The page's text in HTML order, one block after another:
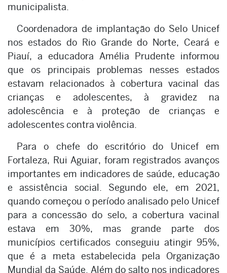
municipalista.
Coordenadora de implantação do Selo Unicef
nos estados do Rio Grande do Norte, Ceará e
Piauí, a educadora Amélia Prudente informou
que os principais problemas nesses estados
estavam relacionados à cobertura vacinal das
crianças e adolescentes, à gravidez na
adolescência e à proteção de crianças e
adolescentes contra violência.
Para o chefe do escritório do Unicef em
Fortaleza, Rui Aguiar, foram registrados avanços
importantes em indicadores de saúde, educação
e assistência social. Segundo ele, em 2021,
quando começou o período analisado pelo Unicef
para a concessão do selo, a cobertura vacinal
estava em 30%, mas grande parte dos
municípios certificados conseguiu atingir 95%,
que é a meta estabelecida pela Organização
Mundial da Saúde. Além do salto nos indicadores